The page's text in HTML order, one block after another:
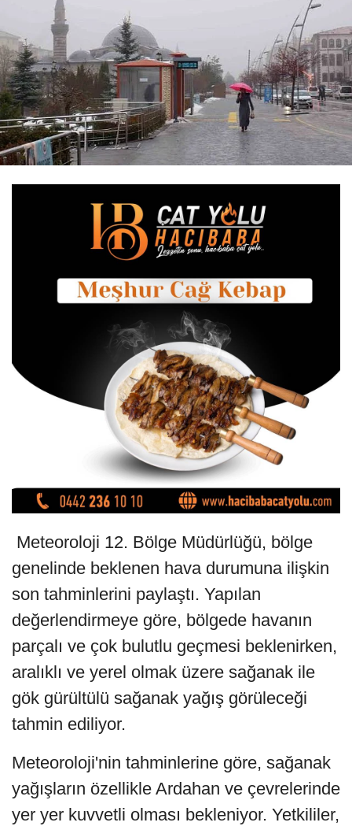
Meteoroloji 12. Bölge Müdürlüğü, bölge
genelinde beklenen hava durumuna ilişkin
son tahminlerini paylaştı. Yapılan
değerlendirmeye göre, bölgede havanın
parçalı ve çok bulutlu geçmesi beklenirken,
aralıklı ve yerel olmak üzere sağanak ile
gök gürültülü sağanak yağış görüleceği
tahmin ediliyor.
Meteoroloji'nin tahminlerine göre, sağanak
yağışların özellikle Ardahan ve çevrelerinde
yer yer kuvvetli olması bekleniyor. Yetkililer,